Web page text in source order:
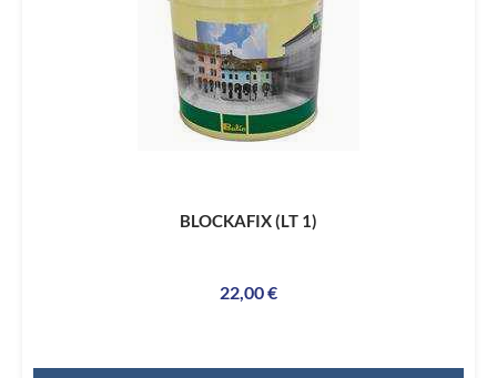
BLOCKAFIX (LT 1)
22,00€